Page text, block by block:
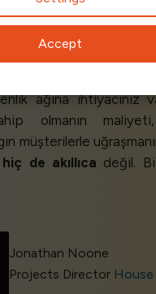
Clothing
olan şey!
binlerce kişi
ağına ihtiyacınız
olmanın
müşterilerle
hiç de akıllıca değil.
Jonathan Noone
Projects Director